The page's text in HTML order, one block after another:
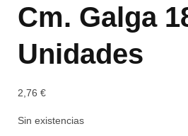
Cm. Galga
Unidades
2,76 €
Sin existencias